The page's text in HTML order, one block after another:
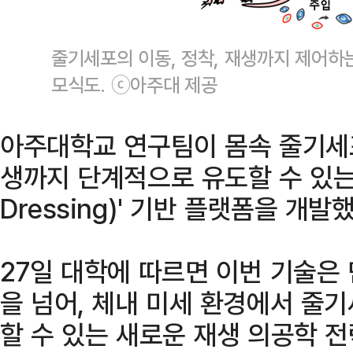
줄기세포의 이동, 정착, 재생까지 제어
모식도. ⓒ아주대 제공
아주대학교 연구팀이 몸속 줄기
생까지 단계적으로 유도할 수
Dressing)' 기반 플랫폼을 개발
27일 대학에 따르면 이번 기술
을 넘어, 체내 미세 환경에서 줄
할 수 있는 새로운 재생 의공학